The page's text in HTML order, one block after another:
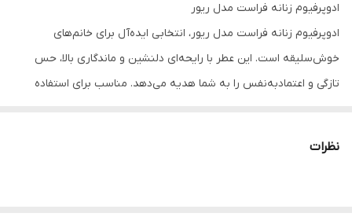
ادوپرفیوم زنانه فراست مدل ریور
ادوپرفیوم زنانه فراست مدل ریور، انتخابی ایده‌آل برای خانم‌های
خوش‌سلیقه است. این عطر با رایحه‌ای دلنشین و ماندگاری بالا، حس
تازگی و اعتمادبه‌نفس را به شما هدیه می‌دهد. مناسب برای استفاده
نظرات